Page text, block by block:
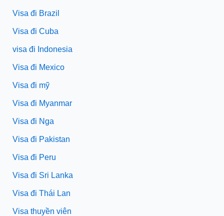
Visa đi Brazil
Visa đi Cuba
visa đi Indonesia
Visa đi Mexico
Visa đi mỹ
Visa đi Myanmar
Visa đi Nga
Visa đi Pakistan
Visa đi Peru
Visa đi Sri Lanka
Visa đi Thái Lan
Visa thuyền viên